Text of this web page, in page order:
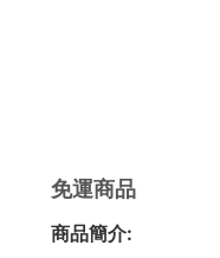
免運商品
商品簡介: